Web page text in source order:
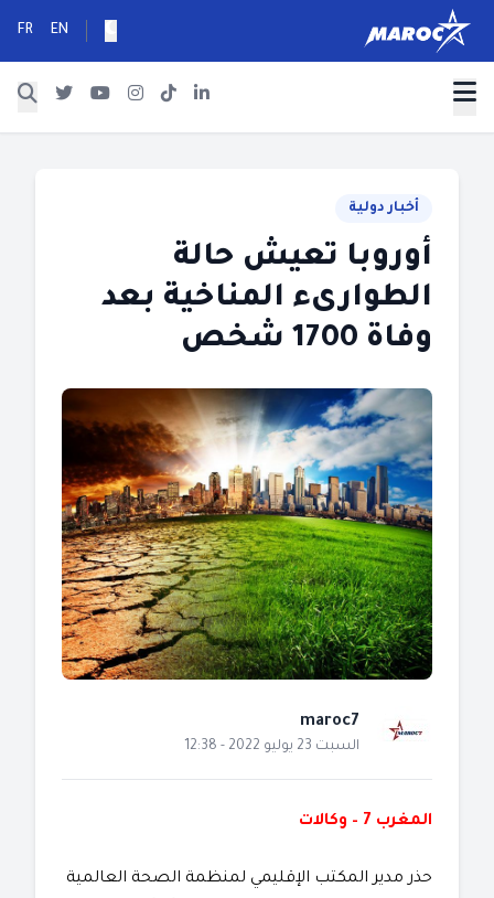
EN
FR
أخبار دولية
أوروبا تعيش حالة
الطوارىء المناخية بعد
وفاة 1700 شخص
maroc7
السبت 23 يوليو 2022 - 12:38
المغرب 7 – وكالات
حذر مدير المكتب الإقليمي لمنظمة الصحة العالمية